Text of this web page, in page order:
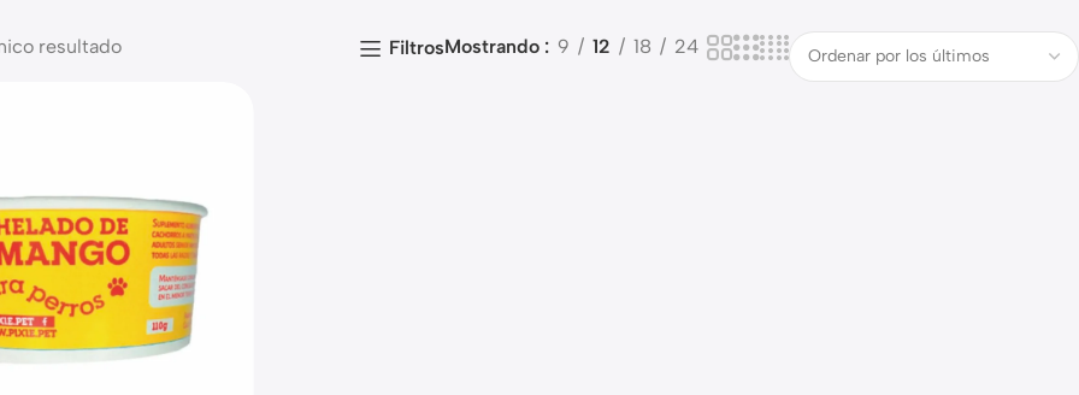
resultado FiltrosMostrando 9 12 18 24